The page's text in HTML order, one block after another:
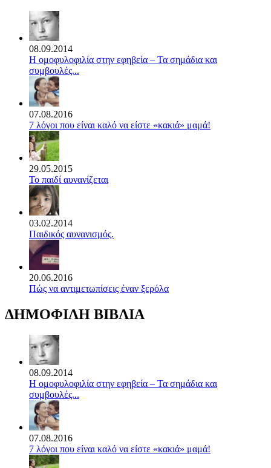
08.09.2014
Η ομοφυλοφιλία στην εφηβεία – Τα σημάδια και
συμβουλές...
07.08.2016
7 λόγοι που είναι καλό να είστε «κακιά» μαμά!
29.05.2015
Το παιδί αυνανίζεται
03.02.2014
Παιδικός αυνανισμός.
20.06.2016
Πώς να αντιμετωπίσεις έναν ξερόλα
ΔΗΜΟΦΙΛΗ ΒΙΒΛΙΑ
08.09.2014
Η ομοφυλοφιλία στην εφηβεία – Τα σημάδια και
συμβουλές...
07.08.2016
7 λόγοι που είναι καλό να είστε «κακιά» μαμά!